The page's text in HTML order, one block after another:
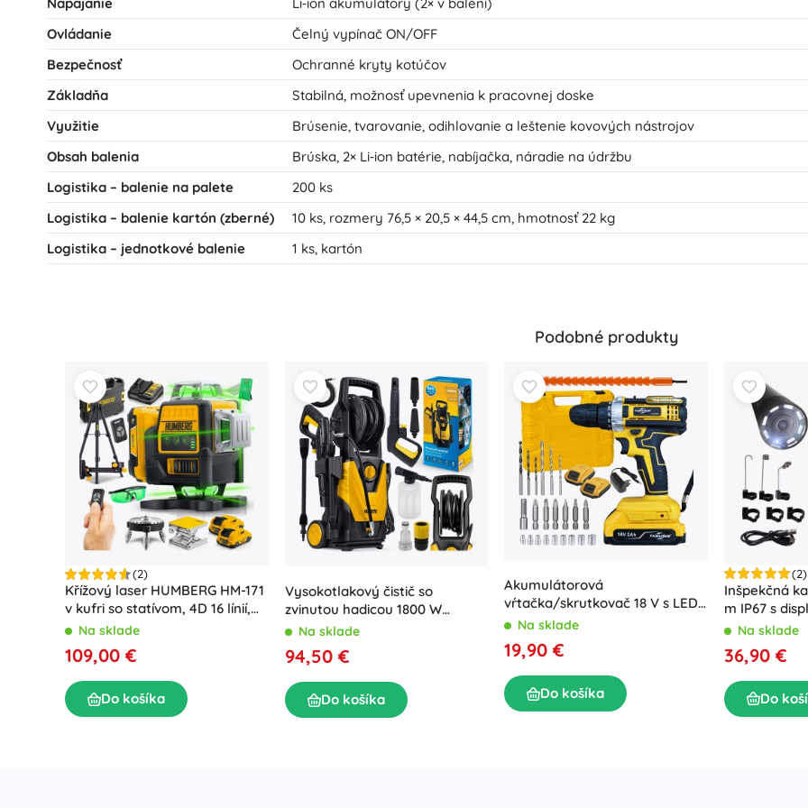
Ovládanie
Čelný vypínač ON/OFF
Bezpečnosť
Ochranné kryty kotúčov
Základňa
Stabilná, možnosť upevnenia k pracovnej doske
Využitie
Brúsenie, tvarovanie, odihlovanie a leštenie kovových nástrojov
Obsah balenia
Brúska, 2× Li‑ion batérie, nabíjačka, náradie na údržbu
Logistika – balenie na palete
200 ks
Logistika – balenie kartón (zberné)
10 ks, rozmery 76,5 × 20,5 × 44,5 cm, hmotnosť 22 kg
Logistika – jednotkové balenie
1 ks, kartón
Podobné produkty
(2)
Křížový laser HUMBERG HM-171
v kufri so statívom, 4D 16 línií,
zelený lúč
Na sklade
109,00 €
Do košíka
Vysokotlakový čistič so
zvinutou hadicou 1800 W
Humberg HM-300, 230 barov
Na sklade
94,50 €
Do košíka
Akumulátorová
vŕtačka/skrutkovač 18 V s LED,
2× 2 Ah batérie a kufor s
príslušenstvom
Na sklade
19,90 €
Do košíka
(2)
Inšpekčná
m IP67 s
LEDNa sklade
36,90 €
Do